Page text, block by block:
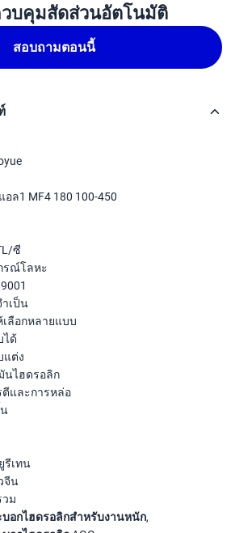
บคุมสัดส่วนอัตโนมัติ
สอบถามตอนนี้
อล1 MF4 180 100-450
ซี
รณ์โลหะ
ำเป็น
เลือกหลายแบบ
ได้
แต่ง
นไฮดรอลิก
ตีและการหล่อ
รีเทน
จีน
วม
บอกไฮดรอลิกสำหรับงานหนัก,